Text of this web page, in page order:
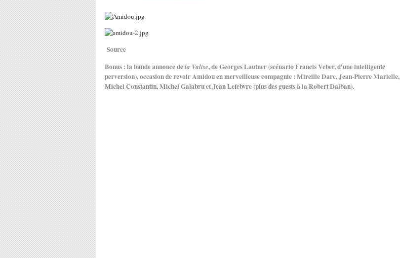
Source
Bonus : la bande annonce dela Valise, de Georges Lautner (scénario Francis Veber, d'une intelligente
perversion), occasion de revoir Amidou en merveilleuse compagnie : Mireille Darc, Jean-Pierre Marielle,
Michel Constantin, Michel Galabru et Jean Lefebvre (plus des guests à la Robert Dalban).